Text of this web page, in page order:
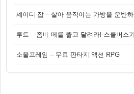
소울프레임 – 무료 판타지 액션 RPG